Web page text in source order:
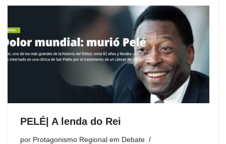
PELÉ| A lenda do Rei
por Protagonismo Regional em Debate